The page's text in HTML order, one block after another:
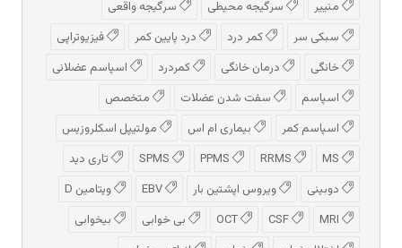
منییر سرگیجه محیطی
سرگیجه واقعی
سبکی سر
کمر درد درد پایین کمر
فیزیوتراپی
خانگی
درمان خانگی کمردرد
اسپاسم عضلانی
اسپاسم
سفت شدن عضلات
متخصص
اسپاسم کمر
بیماری ام اس
مولتیپل اسکلروزیس
تاری دید
دوبینی
ویروس اپشتین بار
ویتامین D
بی خوابی
بیخوابی